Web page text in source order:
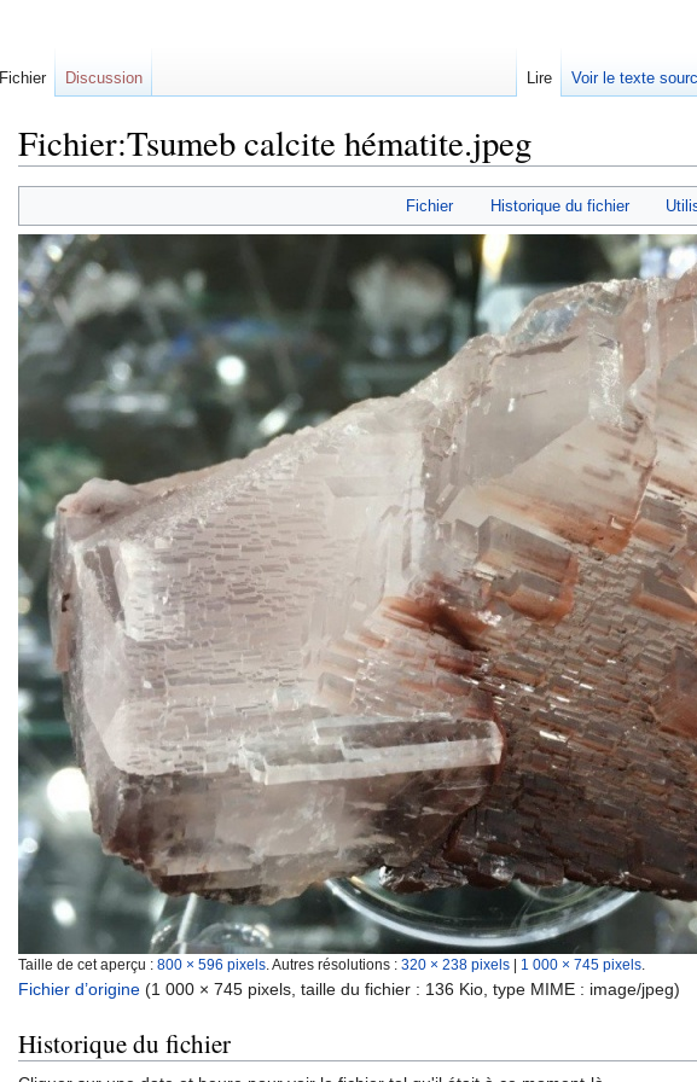
Fichier:Tsumeb calcite hématite.jpeg
Fichier Historique du fichier
Taille de cet aperçu : 800 × 596 pixels Autres résolutions : 320 × 238 pixels 1 000 × 745 pixels
Fichier d’origine (1 000 × 745 pixels, taille du fichier : 136 Kio, type MIME : image/jpeg)
Historique du fichier
Fichier Discussion Lire Voir le texte